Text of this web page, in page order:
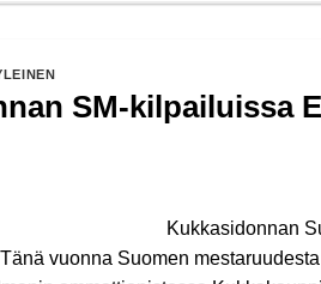
SM-kilpailuissa
Kukkasidonnan
vuonna Suomen